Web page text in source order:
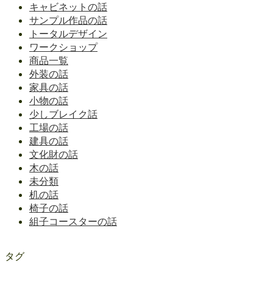
キャビネットの話
サンプル作品の話
トータルデザイン
ワークショップ
商品一覧
外装の話
家具の話
小物の話
少しブレイク話
工場の話
建具の話
文化財の話
木の話
未分類
机の話
椅子の話
組子コースターの話
タグ